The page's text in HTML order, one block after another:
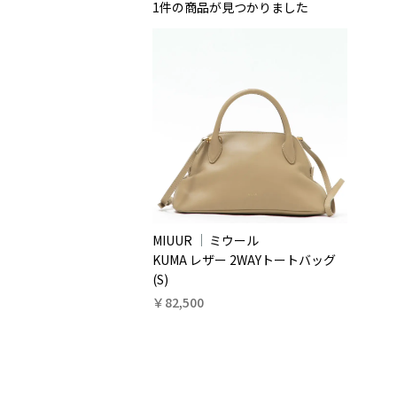
1件の商品が見つかりました
MIUUR
ミウール
KUMA レザー 2WAYトートバッグ
(S)
￥82,500